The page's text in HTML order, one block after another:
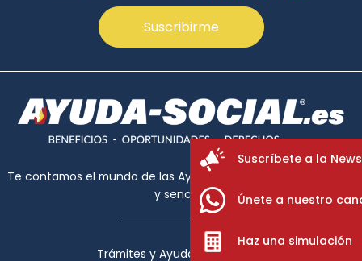
Suscribirme
Te contamos el mundo de las Ayudas Sociales de forma clara
y sencilla.
Trámites y Ayudas, S.L. © 2026
Suscríbete a la
Únete a nuestro
Haz una simulación